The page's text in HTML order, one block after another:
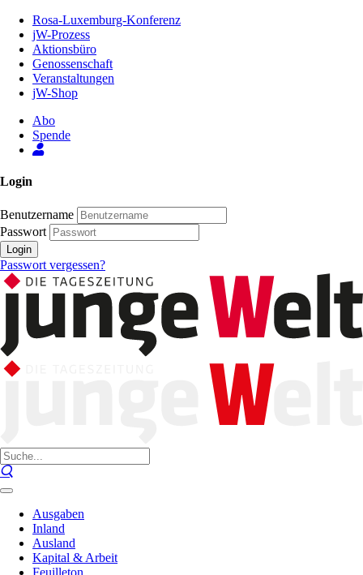
Inhalt
Seite
Rosa-Luxemburg-Konferenz
jW-Prozess
Aktionsbüro
Genossenschaft
Veranstaltungen
jW-Shop
Abo
Spende
Login
Benutzername
Passwort
Login
Passwort vergessen?
Ausgaben
Inland
Ausland
Kapital & Arbeit
Feuilleton